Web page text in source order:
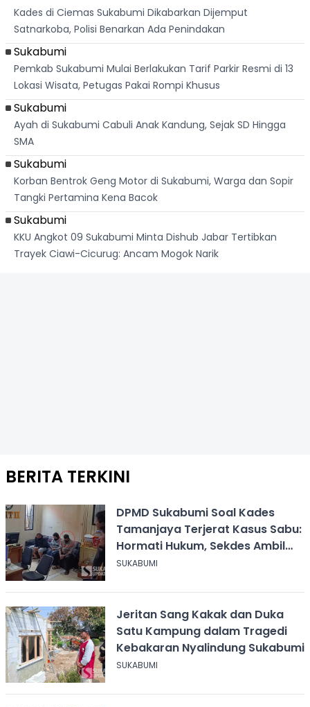
Kades di Ciemas Sukabumi Dikabarkan Dijemput
Satnarkoba, Polisi Benarkan Ada Penindakan
Sukabumi
Pemkab Sukabumi Mulai Berlakukan Tarif Parkir Resmi di 13
Lokasi Wisata, Petugas Pakai Rompi Khusus
Sukabumi
Ayah di Sukabumi Cabuli Anak Kandung, Sejak SD Hingga
SMA
Sukabumi
Korban Bentrok Geng Motor di Sukabumi, Warga dan Sopir
Tangki Pertamina Kena Bacok
Sukabumi
KKU Angkot 09 Sukabumi Minta Dishub Jabar Tertibkan
Trayek Ciawi-Cicurug: Ancam Mogok Narik
BERITA TERKINI
DPMD Sukabumi Soal Kades
Tamanjaya Terjerat Kasus Sabu:
Hormati Hukum, Sekdes Ambil
Alih Pelayanan
SUKABUMI
Jeritan Sang Kakak dan Duka
Satu Kampung dalam Tragedi
Kebakaran Nyalindung Sukabumi
SUKABUMI